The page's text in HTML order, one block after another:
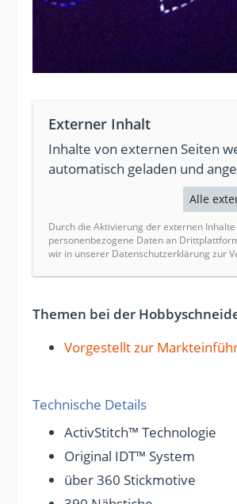
Externer Inhalt
Inhalte von externen Seiten
automatisch geladen und
Alle
Durch die Aktivierung der externen
personenbezogene Daten an
wir in unserer Datenschutzerklärung zur
Themen bei der
Vorgestellt zur
Technische Details
ActivStitch™ Technologie
Original IDT™ System
über 360 Stickmotive